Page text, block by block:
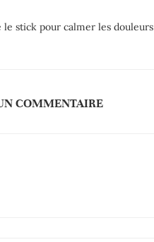
stick pour calmer les
COMMENTAIRE